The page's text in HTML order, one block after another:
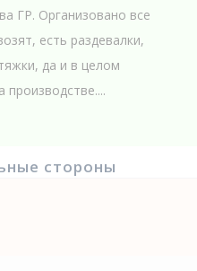
ГР. Организовано все
есть раздевалки,
да и в целом
стороны